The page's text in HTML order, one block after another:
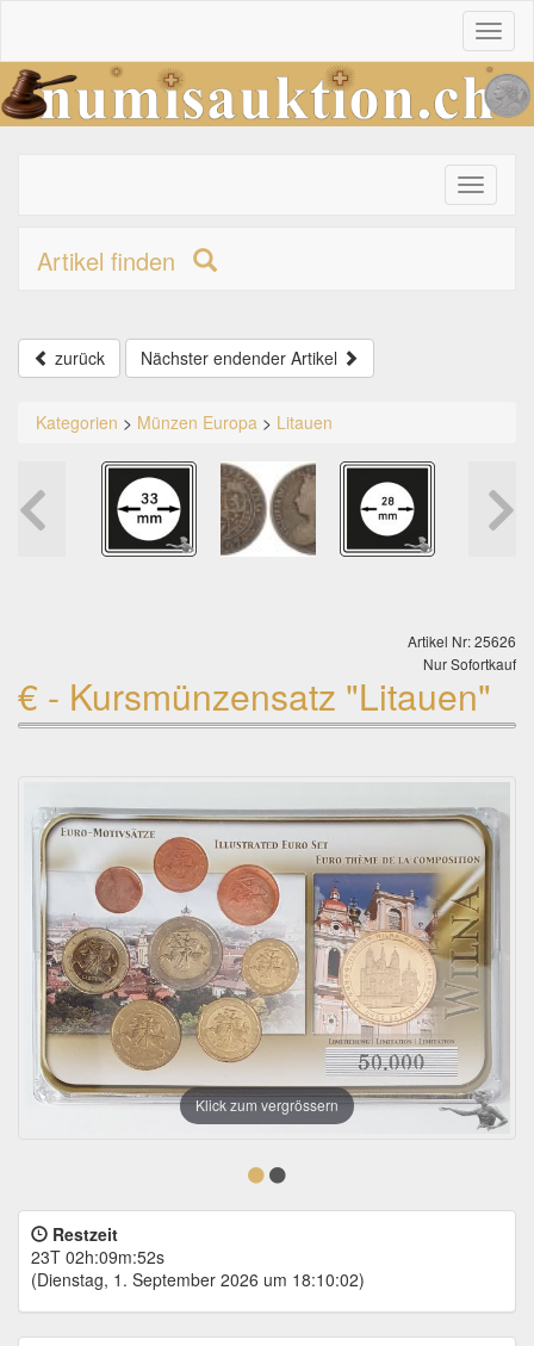
Toggle
primary
Artikel finden
zurück Nächster endender Artikel
Kategorien > Münzen Europa > Litauen
Artikel Nr: 25626
Nur Sofortkauf
€ - Kursmünzensatz "Litauen"
Klick zum vergrössern
Restzeit
23T 02h:09m:52s
(Dienstag, 1. September 2026 um 18:10:02)